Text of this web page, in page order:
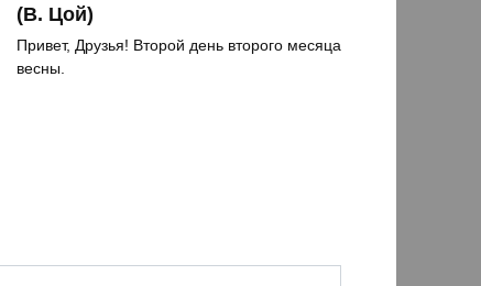
(В. Цой)
Привет, Друзья! Второй день второго месяца
весны.